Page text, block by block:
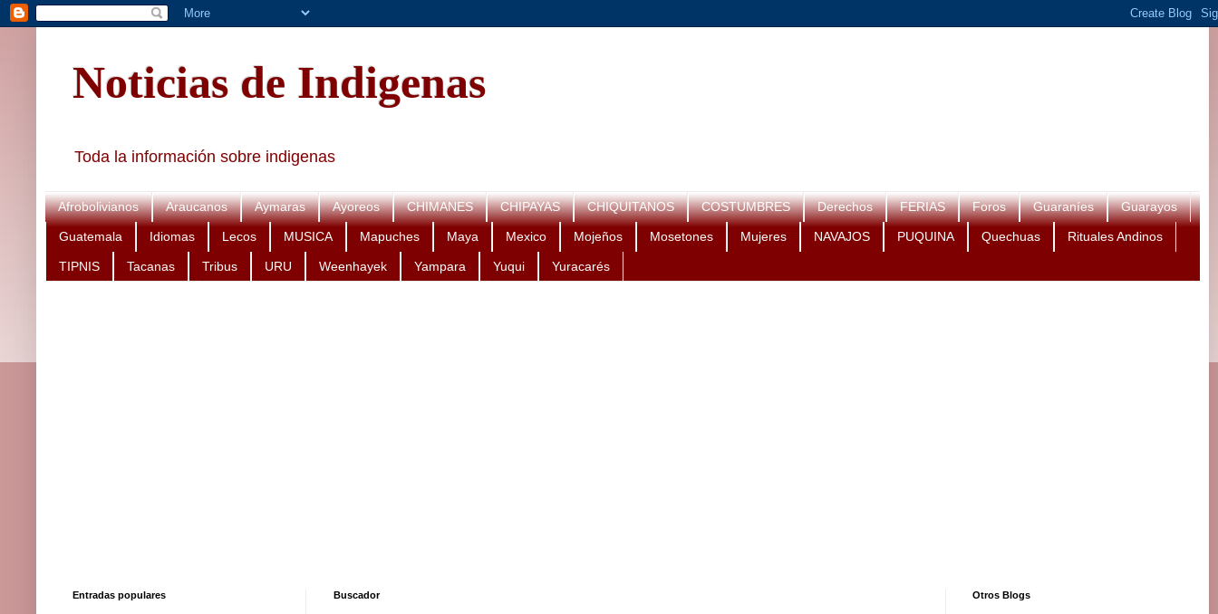
Noticias de Indigenas
Toda la información sobre indigenas
Afrobolivianos Araucanos Aymaras Ayoreos CHIMANES CHIPAYAS CHIQUITANOS COSTUMBRES Derechos FERIAS Foros Guaraníes Guarayos
Guatemala Idiomas Lecos MUSICA Mapuches Maya Mexico Mojeños Mosetones Mujeres NAVAJOS PUQUINA Quechuas Rituales Andinos
TIPNIS Tacanas Tribus URU Weenhayek Yampara Yuqui Yuracarés
Buscador
Entradas populares Otros Blogs